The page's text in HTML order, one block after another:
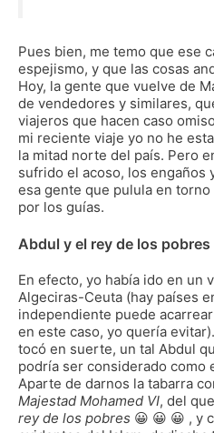
Pues bien, me temo que ese
espejismo, y que las cosas
Hoy, la gente que vuelve de
de vendedores y similares,
viajeros que hacen caso
mi reciente viaje yo no he
la mitad norte del país. Pero
sufrido el acoso, los engaños
esa gente que pulula en
por los guías.
Abdul y el rey de los pobres
En efecto, yo había ido en un
Algeciras-Ceuta (hay países
independiente puede
en este caso, yo quería
tocó en suerte, un tal Abdul
podría ser considerado como
Aparte de darnos la tabarra
Majestad Mohamed VI, del
rey de los pobres 😀 😀 😀 , y